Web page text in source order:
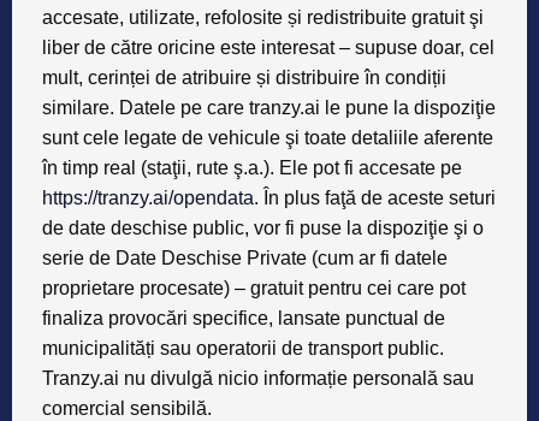
accesate, utilizate, refolosite și redistribuite gratuit şi
liber de către oricine este interesat – supuse doar, cel
mult, cerinței de atribuire și distribuire în condiții
similare. Datele pe care tranzy.ai le pune la dispoziţie
sunt cele legate de vehicule şi toate detaliile aferente
în timp real (staţii, rute ş.a.). Ele pot fi accesate pe
https://tranzy.ai/opendata. În plus faţӑ de aceste seturi
de date deschise public, vor fi puse la dispoziţie şi o
serie de Date Deschise Private (cum ar fi datele
proprietare procesate) – gratuit pentru cei care pot
finaliza provocări specifice, lansate punctual de
municipalități sau operatorii de transport public.
Tranzy.ai nu divulgӑ nicio informație personală sau
comercial sensibilă.